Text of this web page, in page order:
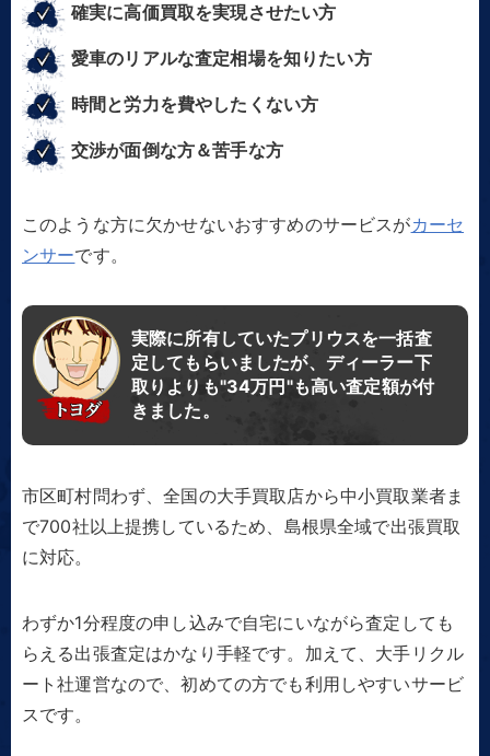
確実に高価買取を実現させたい方
愛車のリアルな査定相場を知りたい方
時間と労力を費やしたくない方
交渉が面倒な方＆苦手な方
このような方に欠かせないおすすめのサービスがカーセ
ンサーです。
実際に所有していたプリウスを一括査
定してもらいましたが、ディーラー下
取りよりも"34万円"も高い査定額が付
きました。
市区町村問わず、全国の大手買取店から中小買取業者ま
で700社以上提携しているため、島根県全域で出張買取
に対応。
わずか1分程度の申し込みで自宅にいながら査定しても
らえる出張査定はかなり手軽です。加えて、大手リクル
ート社運営なので、初めての方でも利用しやすいサービ
スです。